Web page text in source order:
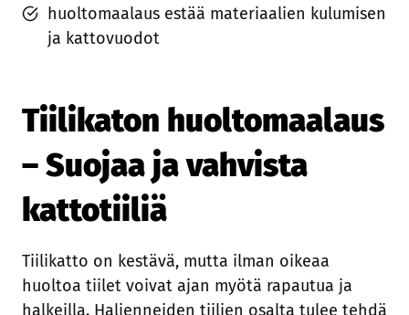
huoltomaalaus estää materiaalien kulumisen
ja kattovuodot
Tiilikaton huoltomaalaus
– Suojaa ja vahvista
kattotiiliä
Tiilikatto on kestävä, mutta ilman oikeaa
huoltoa tiilet voivat ajan myötä rapautua ja
halkeilla. Haljenneiden tiilien osalta tulee tehdä